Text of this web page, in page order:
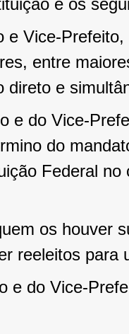
e Vice-
entre
direto e
e do Vice-
do
Federal
os houver
reeleitos para
e do Vice-